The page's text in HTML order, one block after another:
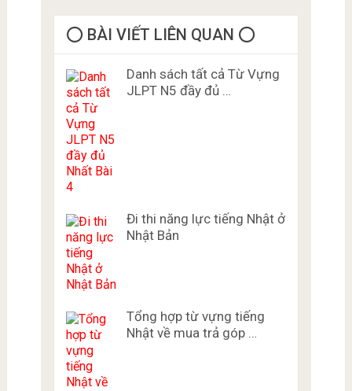
⭕️ BÀI VIẾT LIÊN QUAN ⭕️
Danh sách tất cả Từ Vựng
JLPT N5 đầy đủ …
Đi thi năng lực tiếng Nhật ở
Nhật Bản
Tổng hợp từ vựng tiếng
Nhật về mua trả góp …